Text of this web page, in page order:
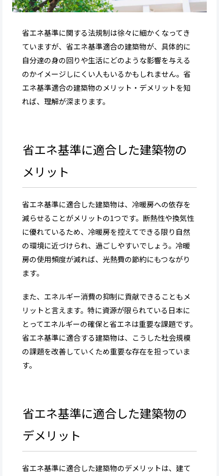
省エネ基準に関する法規制は徐々に細かくなってき
ていますが、省エネ基準適合の建築物が、具体的に
自分達の身の回りや生活にどのような影響を与える
のかイメージしにくい人もいるかもしれません。省
エネ基準適合の建築物のメリット・デメリットを知
れば、理解が深まります。
省エネ基準に適合した建築物の
メリット
省エネ基準に適合した建築物は、冷暖房への依存を
減らせることがメリットの1つです。断熱性や換気性
に優れているため、冷暖房を控えてできる限り自然
の環境に近づけられ、過ごしやすいでしょう。冷暖
房の使用頻度が減れば、光熱費の節約にもつながり
ます。
また、エネルギー消費の抑制に貢献できることもメ
リットと言えます。特に資源が限られている日本に
とってエネルギーの確保と省エネは重要な課題です。
省エネ基準に適合する建築物は、こうした社会規模
の課題を改善していくため重要な存在を担っていま
す。
省エネ基準に適合した建築物の
デメリット
省エネ基準に適合した建築物のデメリットは、建て